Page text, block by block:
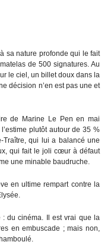
sa nature profonde qui le fait
de 500 signatures. Au
le ciel, un billet doux dans la
décision n’en est pas une et
de Marine Le Pen en mai
plutôt autour de 35 %
Traître, qui lui a balancé une
qui fait le joli cœur à défaut
une minable baudruche.
en ultime rempart contre la
: du cinéma. Il est vrai que la
en embuscade ; mais non,